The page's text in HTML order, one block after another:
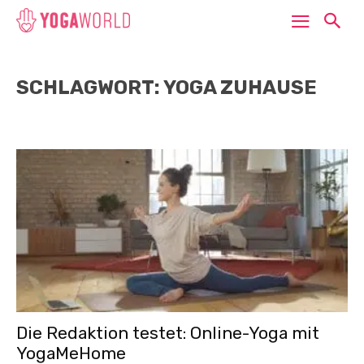
SCHLAGWORT: YOGA ZUHAUSE
Die Redaktion testet: Online-Yoga mit
YogaMeHome